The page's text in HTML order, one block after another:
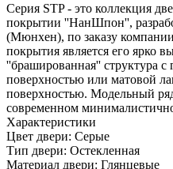
Серия STP - это коллекция
покрытии ''НанШпон'',
(Мюнхен), по заказу
покрытия является его ярко
''брашированная'' структура с
поверхностью или матовой
поверхностью. Модельный
современном
Характеристики
Цвет двери: Серые
Тип двери: Остекленная
Материал двери: Глянцевые